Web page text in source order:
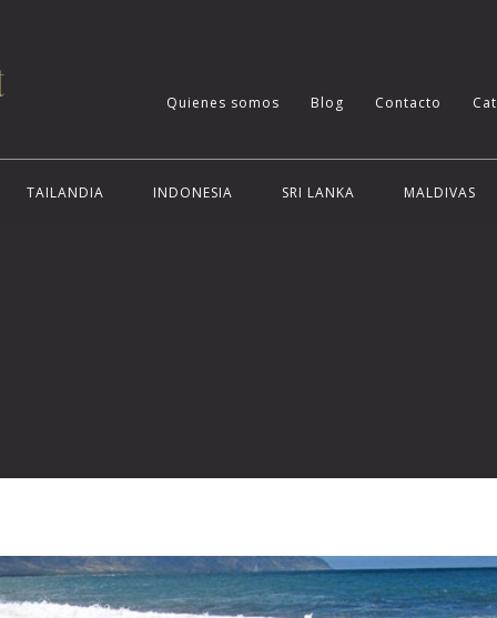
Quienes somos Blog Contacto
TAILANDIA INDONESIA SRI LANKA MALDIVAS